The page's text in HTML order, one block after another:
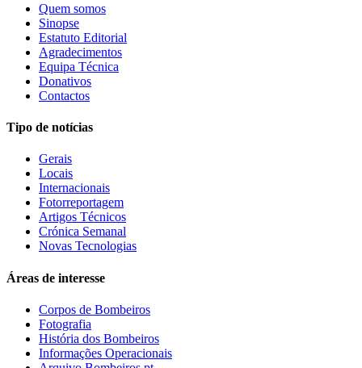
Quem somos
Sinopse
Estatuto Editorial
Agradecimentos
Equipa Técnica
Donativos
Contactos
Tipo de notícias
Gerais
Locais
Internacionais
Fotorreportagem
Artigos Técnicos
Crónica Semanal
Novas Tecnologias
Áreas de interesse
Corpos de Bombeiros
Fotografia
História dos Bombeiros
Informações Operacionais